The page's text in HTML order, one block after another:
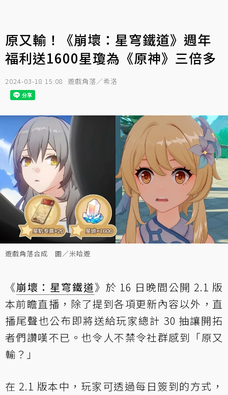
原又輸！《崩壞：星穹鐵道》週年
福利送1600星瓊為《原神》三倍多
2024-03-18 15:08 遊戲角落／希洛
遊戲角落合成 圖／米哈遊
《崩壞：星穹鐵道》於 16 日晚間公開 2.1 版
本前瞻直播，除了提到各項更新內容以外，直
播尾聲也公布即將送給玩家總計 30 抽讓開拓
者們讚嘆不已。也令人不禁令社群感到「原又
輸？」
在 2.1 版本中，玩家可透過每日簽到的方式，